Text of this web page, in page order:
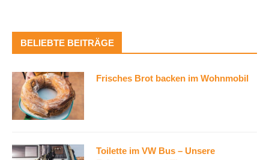
BELIEBTE BEITRÄGE
Frisches Brot backen im Wohnmobil
Toilette im VW Bus – Unsere